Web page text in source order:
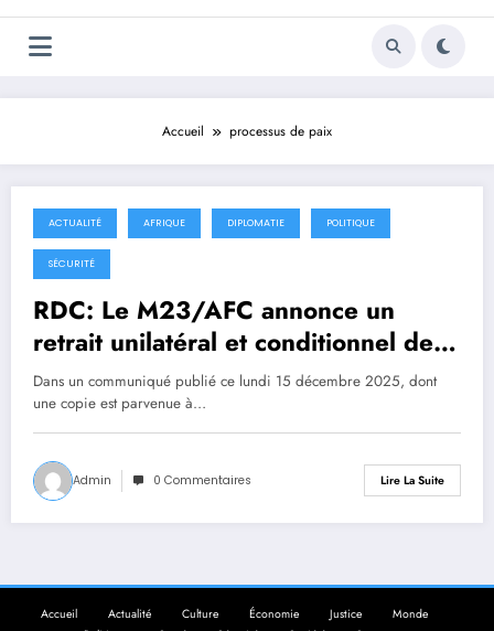
Accueil processus de paix
16 décembre 2025
ACTUALITÉ AFRIQUE DIPLOMATIE POLITIQUE
SÉCURITÉ
RDC: Le M23/AFC annonce un
retrait unilatéral et conditionnel de la
ville d’Uvira
Dans un communiqué publié ce lundi 15 décembre 2025, dont
une copie est parvenue à…
Admin 0 Commentaires Lire La Suite
Accueil Actualité Culture Économie Justice
Monde